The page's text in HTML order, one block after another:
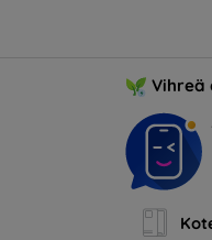
Vihreä